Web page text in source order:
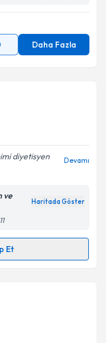
Daha Fazla
diyetisyen
Devamı
ve
Haritada Göster
Et
talebi
almanız için bir
bilgilendireceğiz.